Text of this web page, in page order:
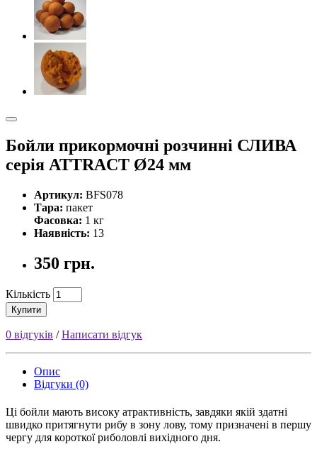
Бойли прикормочні розчинні СЛИВА
серiя ATTRACT Ø24 мм
Артикул: BFS078
Тара: пакет
Фасовка: 1 кг
Наявність: 13
350 грн.
Кількість
Купити
0 відгуків /Написати відгук
Опис
Відгуки (0)
Ці бойли мають високу атрактивнicть, завдяки якій здатні
швидко притягнути рибу в зону лову, тому призначені в першу
чергу для короткої риболовлі вихідного дня.